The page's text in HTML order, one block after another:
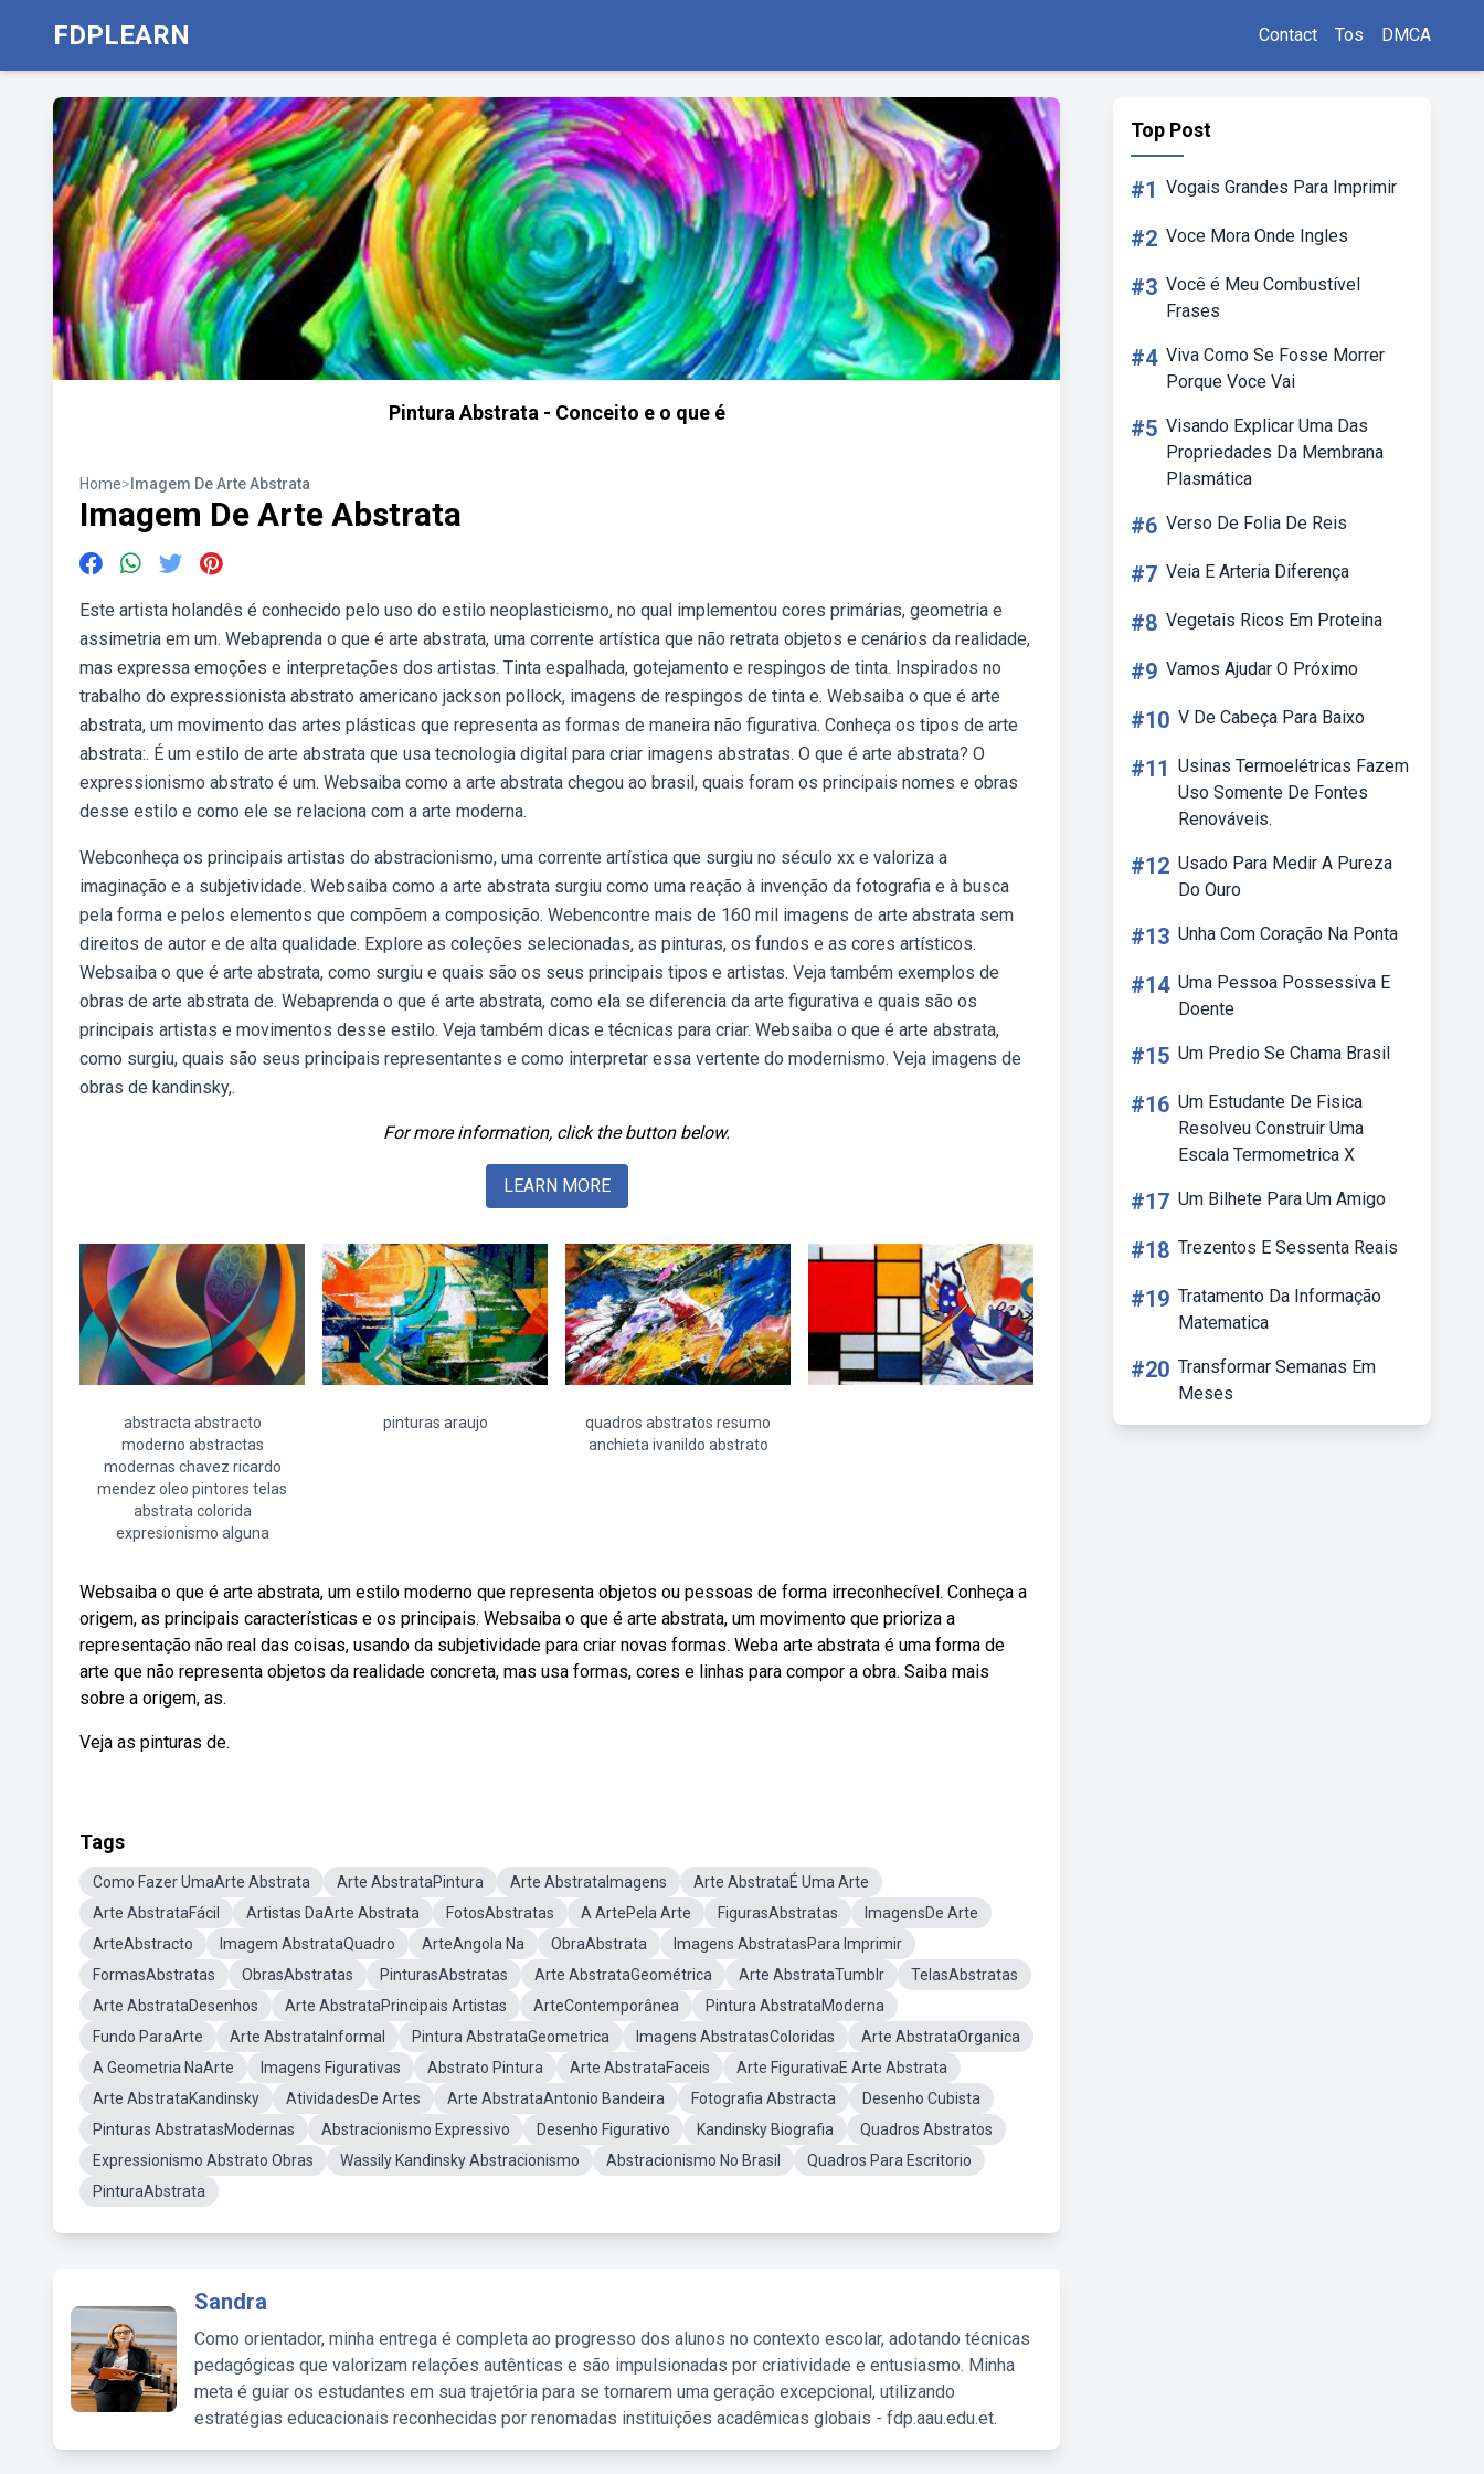
FDPLEARN Contact Tos DMCA
Pintura Abstrata - Conceito e o que é
Home> Imagem De Arte Abstrata
Imagem De Arte Abstrata
Este artista holandês é conhecido pelo uso do estilo neoplasticismo, no qual implementou cores primárias, geometria e
assimetria em um. Webaprenda o que é arte abstrata, uma corrente artística que não retrata objetos e cenários da realidade,
mas expressa emoções e interpretações dos artistas. Tinta espalhada, gotejamento e respingos de tinta. Inspirados no
trabalho do expressionista abstrato americano jackson pollock, imagens de respingos de tinta e. Websaiba o que é arte
abstrata, um movimento das artes plásticas que representa as formas de maneira não figurativa. Conheça os tipos de arte
abstrata:. É um estilo de arte abstrata que usa tecnologia digital para criar imagens abstratas. O que é arte abstrata? O
expressionismo abstrato é um. Websaiba como a arte abstrata chegou ao brasil, quais foram os principais nomes e obras
desse estilo e como ele se relaciona com a arte moderna.
Webconheça os principais artistas do abstracionismo, uma corrente artística que surgiu no século xx e valoriza a
imaginação e a subjetividade. Websaiba como a arte abstrata surgiu como uma reação à invenção da fotografia e à busca
pela forma e pelos elementos que compõem a composição. Webencontre mais de 160 mil imagens de arte abstrata sem
direitos de autor e de alta qualidade. Explore as coleções selecionadas, as pinturas, os fundos e as cores artísticos.
Websaiba o que é arte abstrata, como surgiu e quais são os seus principais tipos e artistas. Veja também exemplos de
obras de arte abstrata de. Webaprenda o que é arte abstrata, como ela se diferencia da arte figurativa e quais são os
principais artistas e movimentos desse estilo. Veja também dicas e técnicas para criar. Websaiba o que é arte abstrata,
como surgiu, quais são seus principais representantes e como interpretar essa vertente do modernismo. Veja imagens de
obras de kandinsky,.
For more information, click the button below.
LEARN MORE
abstracta abstracto
moderno abstractas
modernas chavez ricardo
mendez oleo pintores telas
abstrata colorida
expresionismo alguna
pinturas araujo
quadros abstratos resumo
anchieta ivanildo abstrato
Websaiba o que é arte abstrata, um estilo moderno que representa objetos ou pessoas de forma irreconhecível. Conheça a
origem, as principais características e os principais. Websaiba o que é arte abstrata, um movimento que prioriza a
representação não real das coisas, usando da subjetividade para criar novas formas. Weba arte abstrata é uma forma de
arte que não representa objetos da realidade concreta, mas usa formas, cores e linhas para compor a obra. Saiba mais
sobre a origem, as.
Veja as pinturas de.
Tags
Como Fazer UmaArte Abstrata Arte AbstrataPintura Arte AbstrataImagens
Arte AbstrataÉ Uma Arte
Arte AbstrataFácil
Artistas DaArte Abstrata FotosAbstratas A ArtePela Arte FigurasAbstratas
ImagensDe Arte
ArteAbstracto
Imagem AbstrataQuadro ArteAngola Na ObraAbstrata
Imagens AbstratasPara Imprimir
FormasAbstratas
ObrasAbstratas PinturasAbstratas Arte AbstrataGeométrica Arte AbstrataTumblr
TelasAbstratas
Arte AbstrataDesenhos
Arte AbstrataPrincipais Artistas ArteContemporânea
Pintura AbstrataModerna
Fundo ParaArte
Arte AbstrataInformal Pintura AbstrataGeometrica Imagens AbstratasColoridas
Arte AbstrataOrganica
A Geometria NaArte
Imagens Figurativas Abstrato Pintura Arte AbstrataFaceis
Arte FigurativaE Arte Abstrata
Arte AbstrataKandinsky
AtividadesDe Artes Arte AbstrataAntonio Bandeira Fotografia Abstracta
Desenho Cubista
Pinturas AbstratasModernas
Abstracionismo Expressivo Desenho Figurativo Kandinsky Biografia
Quadros Abstratos
Expressionismo Abstrato Obras
Wassily Kandinsky Abstracionismo Abstracionismo No Brasil
Quadros Para Escritorio
PinturaAbstrata
Sandra
Como orientador, minha entrega é completa ao progresso dos alunos no contexto escolar, adotando técnicas
pedagógicas que valorizam relações autênticas e são impulsionadas por criatividade e entusiasmo. Minha
meta é guiar os estudantes em sua trajetória para se tornarem uma geração excepcional, utilizando
estratégias educacionais reconhecidas por renomadas instituições acadêmicas globais - fdp.aau.edu.et.
Top Post
#1 Vogais Grandes Para Imprimir
#2 Voce Mora Onde Ingles
#3 Você é Meu Combustível
Frases
#4 Viva Como Se Fosse Morrer
Porque Voce Vai
#5 Visando Explicar Uma Das
Propriedades Da Membrana
Plasmática
#6 Verso De Folia De Reis
#7 Veia E Arteria Diferença
#8 Vegetais Ricos Em Proteina
#9 Vamos Ajudar O Próximo
#10 V De Cabeça Para Baixo
#11 Usinas Termoelétricas Fazem
Uso Somente De Fontes
Renováveis.
#12 Usado Para Medir A Pureza
Do Ouro
#13 Unha Com Coração Na Ponta
#14 Uma Pessoa Possessiva E
Doente
#15 Um Predio Se Chama Brasil
#16 Um Estudante De Fisica
Resolveu Construir Uma
Escala Termometrica X
#17 Um Bilhete Para Um Amigo
#18 Trezentos E Sessenta Reais
#19 Tratamento Da Informação
Matematica
#20 Transformar Semanas Em
Meses